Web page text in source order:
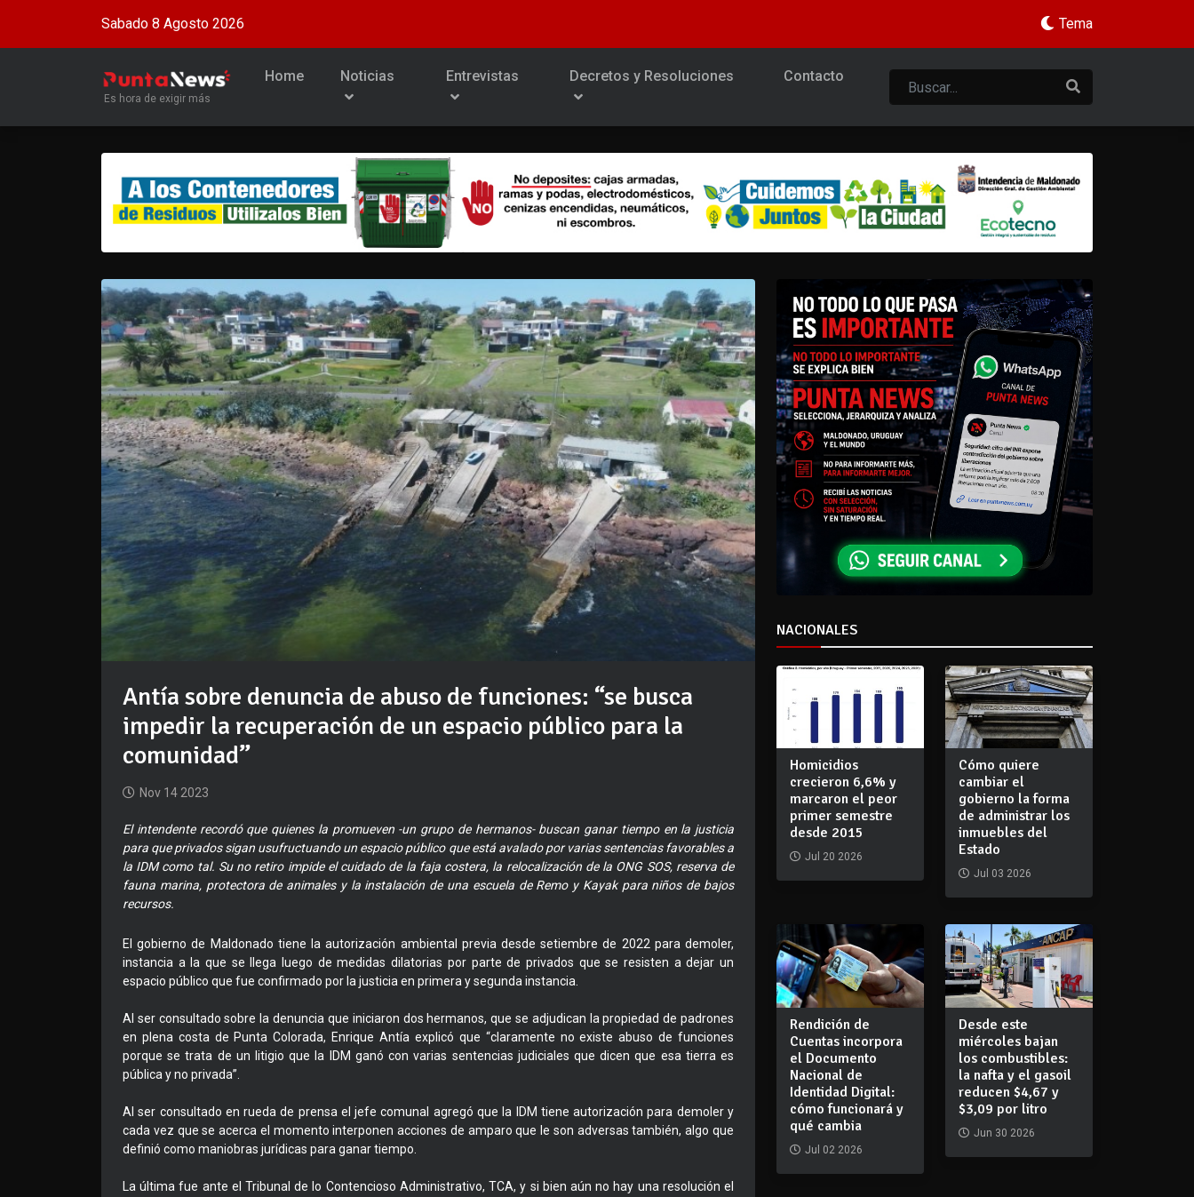
Sabado 8 Agosto 2026 Tema
Es hora de exigir más
Home Noticias Entrevistas Decretos y Resoluciones Contacto
Antía sobre denuncia de abuso de funciones: “se busca
impedir la recuperación de un espacio público para la
comunidad”
Nov 14 2023
El intendente recordó que quienes la promueven -un grupo de hermanos- buscan ganar tiempo en la justicia
para que privados sigan usufructuando un espacio público que está avalado por varias sentencias favorables a
la IDM como tal. Su no retiro impide el cuidado de la faja costera, la relocalización de la ONG SOS, reserva de
fauna marina, protectora de animales y la instalación de una escuela de Remo y Kayak para niños de bajos
recursos.
El gobierno de Maldonado tiene la autorización ambiental previa desde setiembre de 2022 para demoler,
instancia a la que se llega luego de medidas dilatorias por parte de privados que se resisten a dejar un
espacio público que fue confirmado por la justicia en primera y segunda instancia.
Al ser consultado sobre la denuncia que iniciaron dos hermanos, que se adjudican la propiedad de padrones
en plena costa de Punta Colorada, Enrique Antía explicó que “claramente no existe abuso de funciones
porque se trata de un litigio que la IDM ganó con varias sentencias judiciales que dicen que esa tierra es
pública y no privada”.
Al ser consultado en rueda de prensa el jefe comunal agregó que la IDM tiene autorización para demoler y
cada vez que se acerca el momento interponen acciones de amparo que le son adversas también, algo que
definió como maniobras jurídicas para ganar tiempo.
La última fue ante el Tribunal de lo Contencioso Administrativo, TCA, y si bien aún no hay una resolución el
NACIONALES
Homicidios
crecieron 6,6% y
marcaron el peor
primer semestre
desde 2015
Jul 20 2026
Cómo quiere
cambiar el
gobierno la forma
de administrar los
inmuebles del
Estado
Jul 03 2026
Rendición de
Cuentas incorpora
el Documento
Nacional de
Identidad Digital:
cómo funcionará y
qué cambia
Jul 02 2026
Desde este
miércoles bajan
los combustibles:
la nafta y el gasoil
reducen $4,67 y
$3,09 por litro
Jun 30 2026